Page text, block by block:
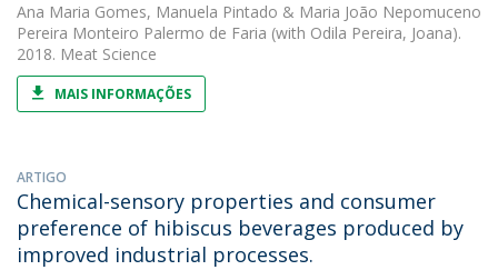
Ana Maria Gomes, Manuela Pintado & Maria João Nepomuceno
Pereira Monteiro Palermo de Faria (with Odila Pereira, Joana).
2018. Meat Science
MAIS INFORMAÇÕES
ARTIGO
Chemical-sensory properties and consumer
preference of hibiscus beverages produced by
improved industrial processes.